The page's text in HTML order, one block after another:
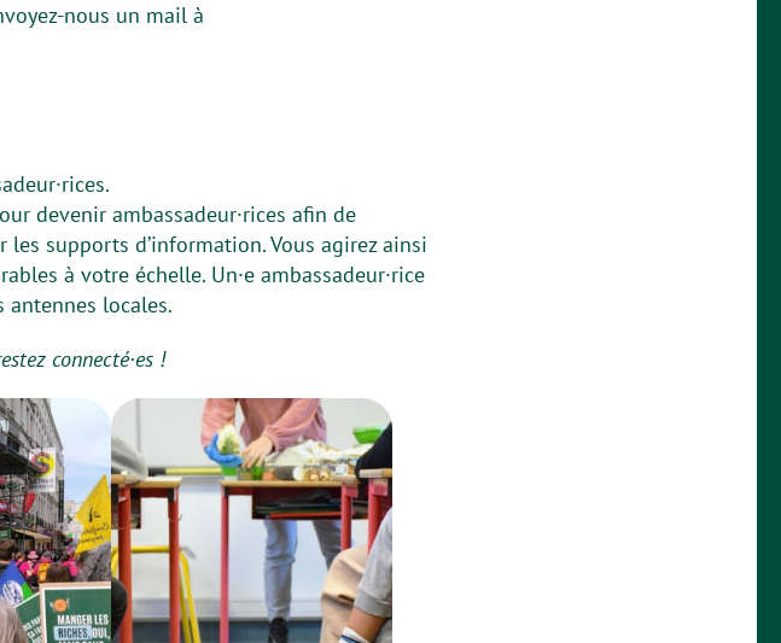
nous un mail à
devenir ambassadeur·rices afin de
supports d’information. Vous agirez ainsi
à votre échelle. Un·e ambassadeur·rice
antennes locales.
connecté·es !